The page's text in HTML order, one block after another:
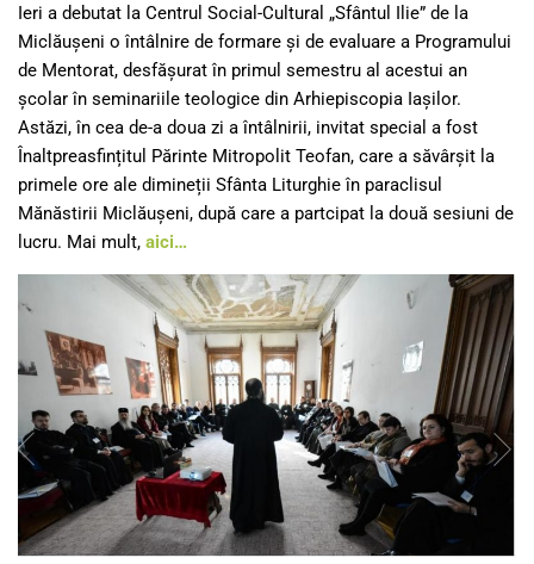
Ieri a debutat la Centrul Social-Cultural „Sfântul Ilie” de la
Miclăușeni o întâlnire de formare și de evaluare a Programului
de Mentorat, desfășurat în primul semestru al acestui an
școlar în seminariile teologice din Arhiepiscopia Iașilor.
Astăzi, în cea de-a doua zi a întâlnirii, invitat special a fost
Înaltpreasfințitul Părinte Mitropolit Teofan, care a săvârșit la
primele ore ale dimineții Sfânta Liturghie în paraclisul
Mănăstirii Miclăușeni, după care a partcipat la două sesiuni de
lucru. Mai mult, aici…